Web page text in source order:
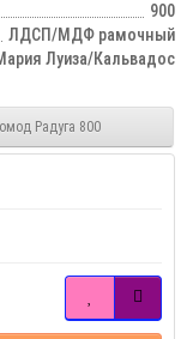
900
ЛДСП/МДФ рамочный
Луиза/Кальвадос
Радуга 800